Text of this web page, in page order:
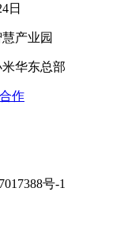
日
产业园
华东总部
作
号-1